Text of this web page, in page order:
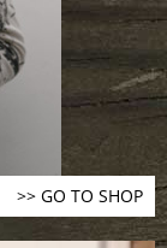
>> GO TO SHOP